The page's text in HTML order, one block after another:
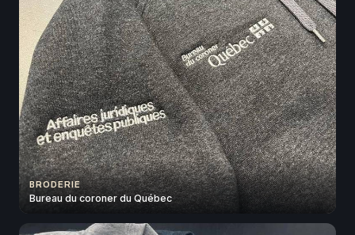
BRODERIE
Bureau du coroner du Québec